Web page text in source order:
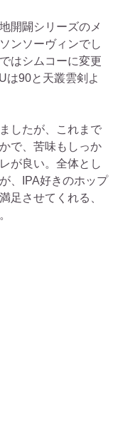
開闢シリーズのメ
ンソーヴィンでし
はシムコーに変更
は90と天叢雲剣よ
したが、これまで
で、苦味もしっか
が良い。全体とし
、IPA好きのホップ
足させてくれる、